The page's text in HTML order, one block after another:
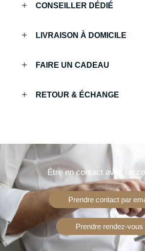
CONSEILLER DÉDIÉ
LIVRAISON À DOMICILE
FAIRE UN CADEAU
RETOUR & ÉCHANGE
Être en contact avec un
Prendre contact par
Prendre rendez-vous